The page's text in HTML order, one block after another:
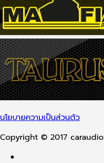
นโยบายความเป็นส่วนตัว
Copyright © 2017